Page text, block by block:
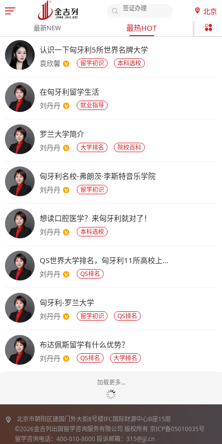
申请材料
 北京
留
学
国
家
列
表
金
吉
列
留
学
最新NEW 最热HOT
认识一下匈牙利5所世界名牌大学
袁欣馨 留学初识 本科选校
在匈牙利留学生活
刘丹丹 就业指导
罗兰大学简介
刘丹丹 大学排名 院校百科
匈牙利名校-弗朗茨·李斯特音乐学院
刘丹丹 留学初识
想读口腔医学？来匈牙利就对了！
刘丹丹 本科选校
QS世界大学排名，匈牙利11所高校上...
刘丹丹 QS排名
匈牙利-罗兰大学
刘丹丹 留学初识 QS排名
布达佩斯留学有什么优势？
刘丹丹 QS排名 大学排名
加载更多...
北京市朝阳区建国门外大街8号楼IFC国际财源中心B座15层
©2026金吉列出国留学咨询服务有限公司 版权所有 京ICP备05010035号
留学咨询电话：400-010-8000 投诉邮箱：315@jjl.cn